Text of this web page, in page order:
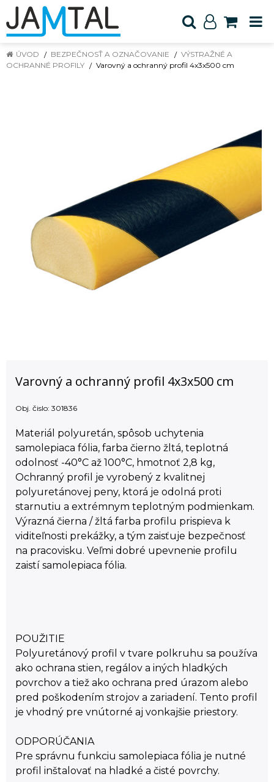
ÚVOD BEZPEČNOSŤ A OZNAČOVANIE
VÝSTRAŽNÉ A
OCHRANNÉ PROFILY
Varovný a ochranný profil 4x3x500 cm
Varovný a ochranný profil 4x3x500 cm
Obj. čislo: 301836
Materiál polyuretán, spôsob uchytenia
samolepiaca fólia, farba čierno žltá, teplotná
odolnosť -40°C až 100°C, hmotnoť 2,8 kg,
Ochranný profil je vyrobený z kvalitnej
polyuretánovej peny, ktorá je odolná proti
starnutiu a extrémnym teplotným podmienkam.
Výrazná čierna / žltá farba profilu prispieva k
viditeľnosti prekážky, a tým zaisťuje bezpečnosť
na pracovisku. Veľmi dobré upevnenie profilu
zaistí samolepiaca fólia.
POUŽITIE
Polyuretánový profil v tvare polkruhu sa používa
ako ochrana stien, regálov a iných hladkých
povrchov a tiež ako ochrana pred úrazom alebo
pred poškodením strojov a zariadení. Tento profil
je vhodný pre vnútorné aj vonkajšie priestory.
ODPORÚČANIA
Pre správnu funkciu samolepiaca fólia je nutné
profil inštalovať na hladké a čisté povrchy.